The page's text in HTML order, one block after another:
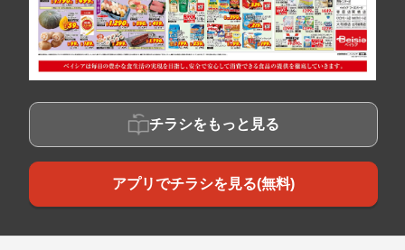
チラシをもっと見る
アプリでチラシを見る(無料)